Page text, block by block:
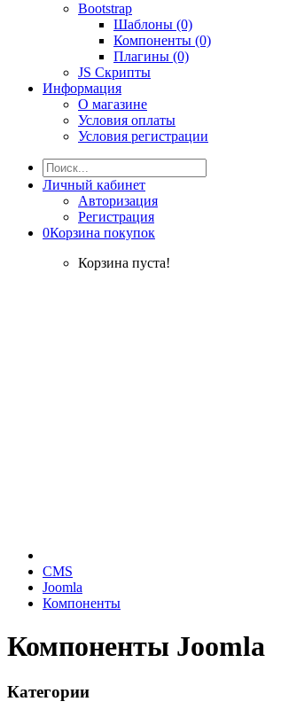
Bootstrap
Шаблоны (0)
Компоненты (0)
Плагины (0)
JS Скрипты
Информация
О магазине
Условия оплаты
Условия регистрации
Личный кабинет
Авторизация
Регистрация
0Корзина покупок
Корзина пуста!
CMS
Joomla
Компоненты
Компоненты Joomla
Категории